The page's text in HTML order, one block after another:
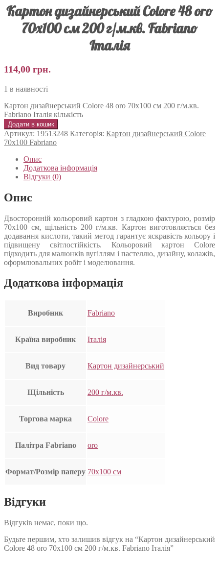
Картон дизайнерський Colore 48 oro
70х100 см 200 г/м.кв. Fabriano
Італія
114,00 грн.
1 в наявності
Картон дизайнерський Colore 48 oro 70х100 см 200 г/м.кв.
Fabriano Італія кількість
Додати в кошик
Артикул: 19513248 Категорія: Картон дизайнерський Colore
70х100 Fabriano
Опис
Додаткова інформація
Відгуки (0)
Опис
Двосторонній кольоровий картон з гладкою фактурою, розмір
70х100 см, щільність 200 г/м.кв. Картон виготовляється без
додавання кислоти, такий метод гарантує яскравість кольору і
підвищену світлостійкість. Кольоровий картон Colore
підходить для малюнків вугіллям і пастеллю, дизайну, колажів,
оформлювальних робіт і моделювання.
Додаткова інформація
Виробник Fabriano
Країна виробник Італія
Вид товару Картон дизайнерський
Щільність 200 г/м.кв.
Торгова марка Colore
Палітра Fabriano oro
Формат/Розмір паперу 70х100 см
Відгуки
Відгуків немає, поки що.
Будьте першим, хто залишив відгук на “Картон дизайнерський
Colore 48 oro 70х100 см 200 г/м.кв. Fabriano Італія”